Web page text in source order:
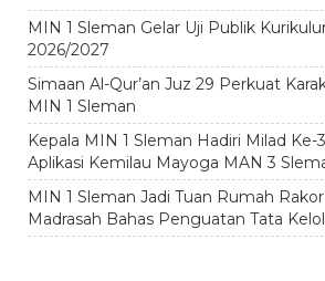
MIN 1 Sleman Gelar Uji Publik
2026/2027
Simaan Al-Qur’an Juz 29 Perkuat
MIN 1 Sleman
Kepala MIN 1 Sleman Hadiri Milad Ke-
Aplikasi Kemilau Mayoga MAN 3
MIN 1 Sleman Jadi Tuan Rumah
Madrasah Bahas Penguatan Tata